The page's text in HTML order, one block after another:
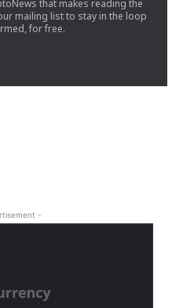
that makes reading the
mailing list to stay in the loop
for free.
-